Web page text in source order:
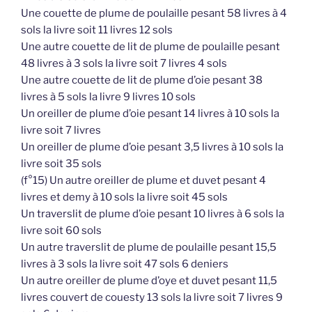
Une couette de plume de poulaille pesant 58 livres à 4
sols la livre soit 11 livres 12 sols
Une autre couette de lit de plume de poulaille pesant
48 livres à 3 sols la livre soit 7 livres 4 sols
Une autre couette de lit de plume d’oie pesant 38
livres à 5 sols la livre 9 livres 10 sols
Un oreiller de plume d’oie pesant 14 livres à 10 sols la
livre soit 7 livres
Un oreiller de plume d’oie pesant 3,5 livres à 10 sols la
livre soit 35 sols
(f°15) Un autre oreiller de plume et duvet pesant 4
livres et demy à 10 sols la livre soit 45 sols
Un traverslit de plume d’oie pesant 10 livres à 6 sols la
livre soit 60 sols
Un autre traverslit de plume de poulaille pesant 15,5
livres à 3 sols la livre soit 47 sols 6 deniers
Un autre oreiller de plume d’oye et duvet pesant 11,5
livres couvert de couesty 13 sols la livre soit 7 livres 9